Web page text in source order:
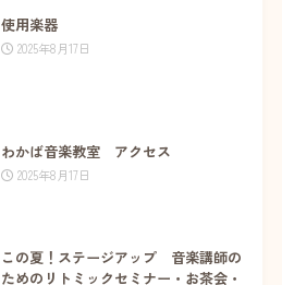
使用楽器
2025年8月17日
わかば音楽教室 アクセス
2025年8月17日
この夏！ステージアップ 音楽講師の
ためのリトミックセミナー・お茶会・